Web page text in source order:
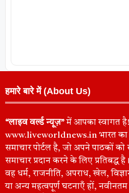
हमारे बारे में (About Us)
“लाइव वर्ल्ड न्यूज़”में आपका स्वागत है!
www.liveworldnews.in भारत का
समाचार पोर्टल है, जो अपने पाठकों को
समाचार प्रदान करने के लिए प्रतिबद्ध
वह धर्म, राजनीति, अपराध, खेल,
या अन्य महत्वपूर्ण घटनाएँ हों,